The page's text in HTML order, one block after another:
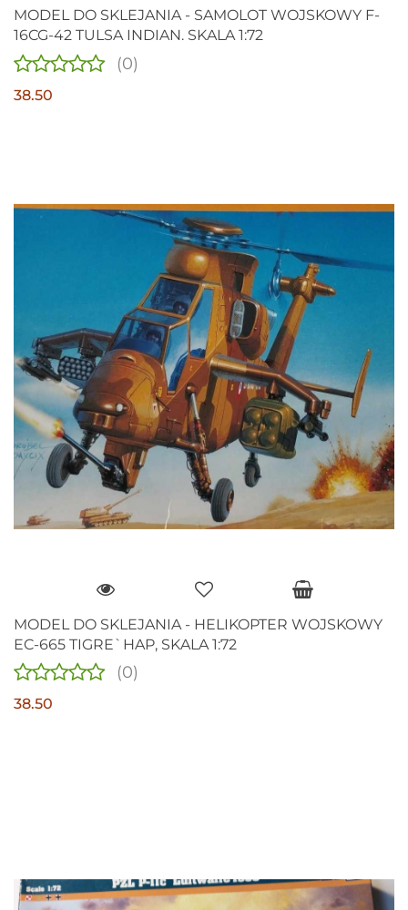
MODEL DO SKLEJANIA - SAMOLOT WOJSKOWY F-
16CG-42 TULSA INDIAN. SKALA 1:72
(0)
38.50
MODEL DO SKLEJANIA - HELIKOPTER WOJSKOWY
EC-665 TIGRE`HAP, SKALA 1:72
(0)
38.50